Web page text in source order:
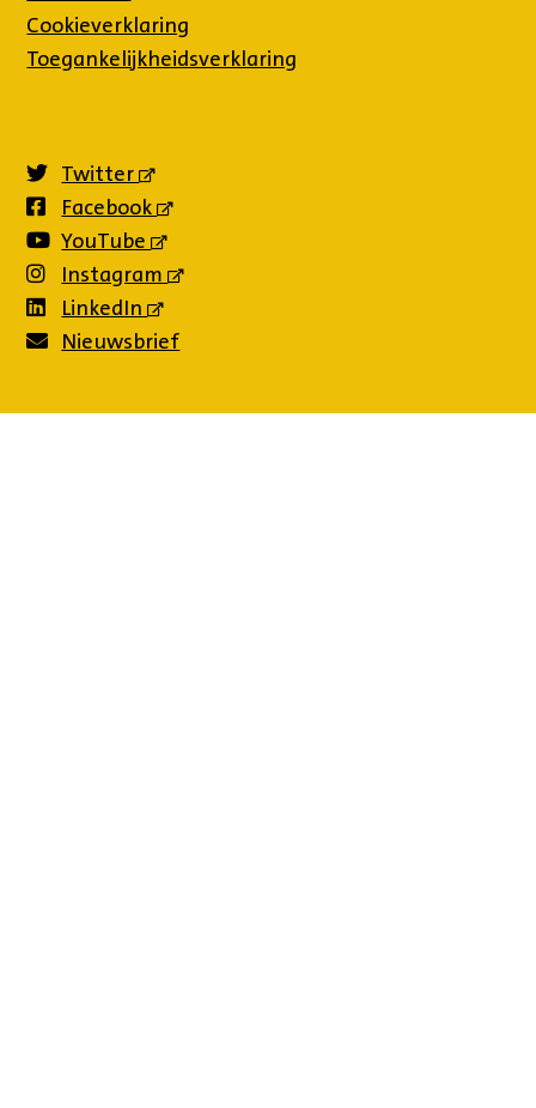
Cookieverklaring
Toegankelijkheidsverklaring
Twitter
(externe
Facebook
(externe
YouTube
(externe
Instagram
(externe
LinkedIn
(externe
link)
Nieuwsbrief